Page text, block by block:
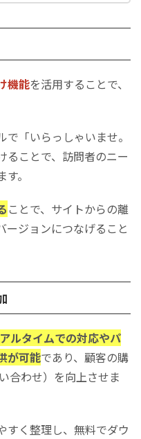
機能を活用することで、
「いらっしゃいませ。
ることで、訪問者のニー
。
ことで、サイトからの離
ージョンにつなげること
ルタイムでの対応やパ
が可能であり、顧客の購
合わせ）を向上させま
すく整理し、無料でダウ